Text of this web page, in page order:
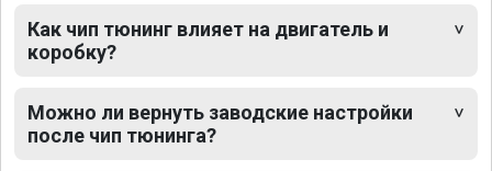
Как чип тюнинг влияет на двигатель и
коробку?
Можно ли вернуть заводские настройки
после чип тюнинга?